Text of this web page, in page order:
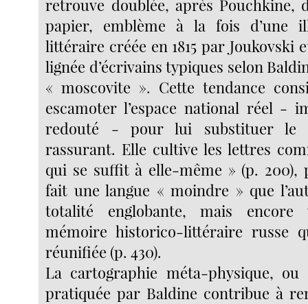
retrouve doublée, après Pouchkine,
papier, emblème à la fois d’une
littéraire créée en 1815 par Joukovski
lignée d’écrivains typiques selon
« moscovite ». Cette tendance
escamoter l’espace national réel -
redouté - pour lui substituer le
rassurant. Elle cultive les lettres
qui se suffit à elle-même » (p. 200),
fait une langue « moindre » que
totalité englobante, mais encore
mémoire historico-littéraire russe
réunifiée (p. 430).
La cartographie méta-physique, ou
pratiquée par Baldine contribue à